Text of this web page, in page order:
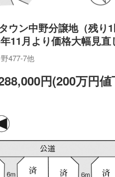
ウン中野分譲地（残り
11月より価格大幅見直
477-7他
円(200万円値